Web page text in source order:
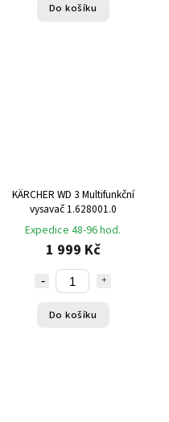
Do košíku
KÄRCHER WD 3 Multifunkční
vysavač 1.628001.0
Expedice 48-96 hod.
1 999 Kč
Do košíku